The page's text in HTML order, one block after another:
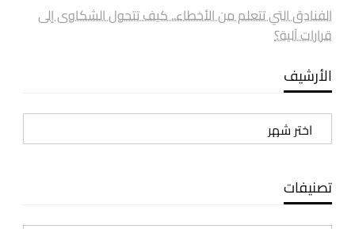
الفنادق التي تتعلم من الأخطاء.. كيف تتحول الشكاوى إلى
قرارات آلية؟
الأرشيف
الأرشيف
تصنيفات